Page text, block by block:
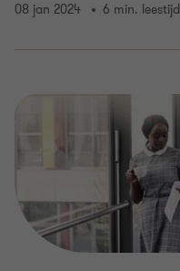
08 jan 2024 6 min. leestijd